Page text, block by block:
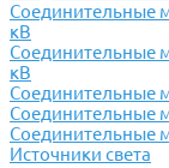
Соединительные
кВ
Соединительные
кВ
Соединительные
Соединительные
Соединительные
Источники света